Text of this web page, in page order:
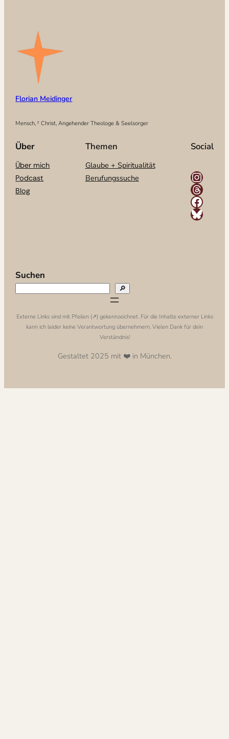
Florian Meidinger
Mensch, † Christ, Angehender Theologe & Seelsorger
Über
Über mich
Podcast
Blog
Themen
Glaube + Spiritualität
Berufungssuche
Social
Instagram
Threads
Facebook
Bluesky
Suchen
🔎
Externe Links sind mit Pfeilen (↗️) gekennzeichnet. Für die Inhalte externer Links
kann ich leider keine Verantwortung übernehmern. Vielen Dank für dein
Verständnis!
Gestaltet 2025 mit ❤️ in München.